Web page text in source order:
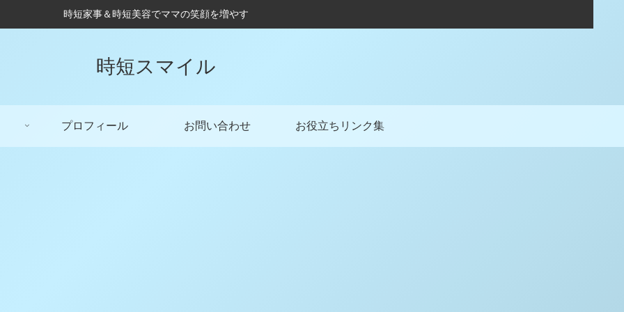
時短家事＆時短美容でママの笑顔を増やす
時短スマイル
プロフィール お問い合わせ お役立ちリンク集